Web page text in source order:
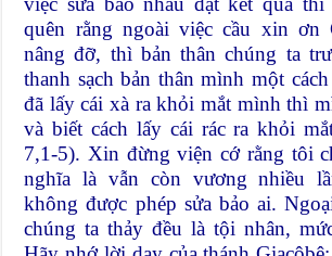
quên rằng ngoài việc cầu xin ơn
nâng đỡ, thì bản thân chúng ta
thanh sạch bản thân mình một
đã lấy cái xà ra khỏi mắt mình thì
và biết cách lấy cái rác ra khỏi
7,1-5). Xin đừng viện cớ rằng tôi
nghĩa là vẫn còn vương nhiều
không được phép sửa bảo ai.
chúng ta thảy đều là tội nhân,